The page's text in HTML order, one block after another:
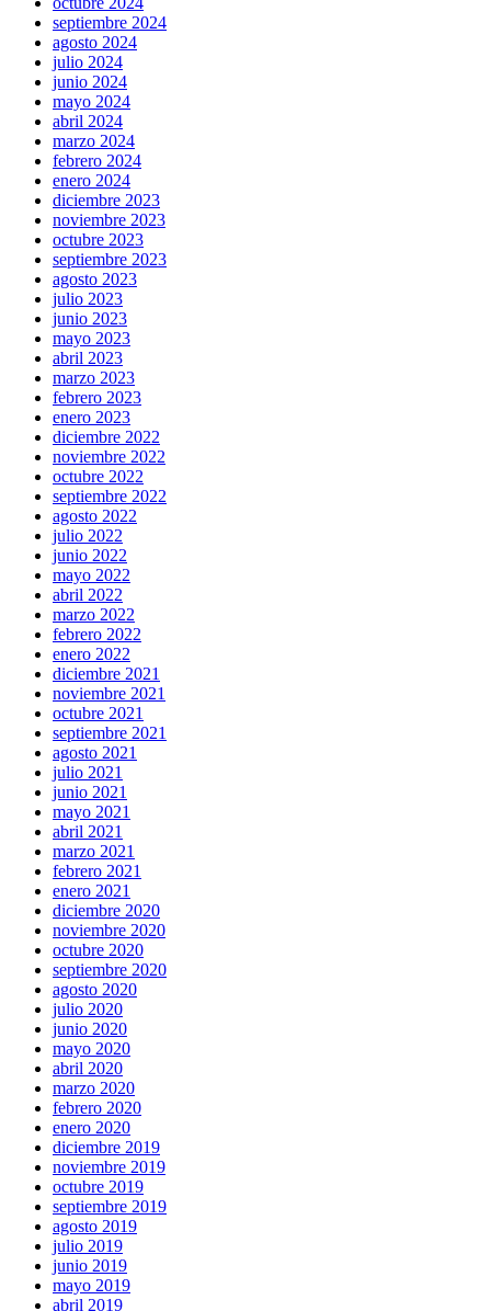
septiembre 2024
agosto 2024
julio 2024
junio 2024
mayo 2024
abril 2024
marzo 2024
febrero 2024
enero 2024
diciembre 2023
noviembre 2023
octubre 2023
septiembre 2023
agosto 2023
julio 2023
junio 2023
mayo 2023
abril 2023
marzo 2023
febrero 2023
enero 2023
diciembre 2022
noviembre 2022
octubre 2022
septiembre 2022
agosto 2022
julio 2022
junio 2022
mayo 2022
abril 2022
marzo 2022
febrero 2022
enero 2022
diciembre 2021
noviembre 2021
octubre 2021
septiembre 2021
agosto 2021
julio 2021
junio 2021
mayo 2021
abril 2021
marzo 2021
febrero 2021
enero 2021
diciembre 2020
noviembre 2020
octubre 2020
septiembre 2020
agosto 2020
julio 2020
junio 2020
mayo 2020
abril 2020
marzo 2020
febrero 2020
enero 2020
diciembre 2019
noviembre 2019
octubre 2019
septiembre 2019
agosto 2019
julio 2019
junio 2019
mayo 2019
abril 2019